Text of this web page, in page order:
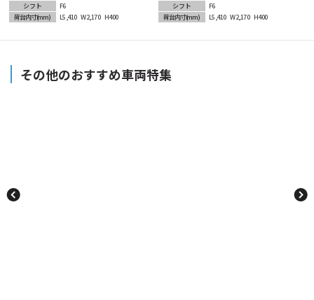
シフト
F6
荷台内寸(mm) L5,410 W2,170 H400
シフト
F6
荷台内寸(mm) L5,410 W2,170 H400
その他のおすすめ車両特集